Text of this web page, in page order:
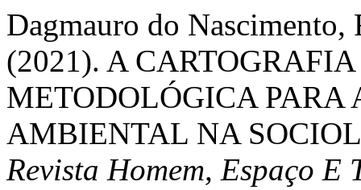
Dagmauro do
(2021). A
METODOLÓGICA PARA
AMBIENTAL NA
Revista Homem, Espaço E